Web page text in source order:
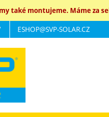
také montujeme. Máme za
ESHOP@SVP-SOLAR.CZ